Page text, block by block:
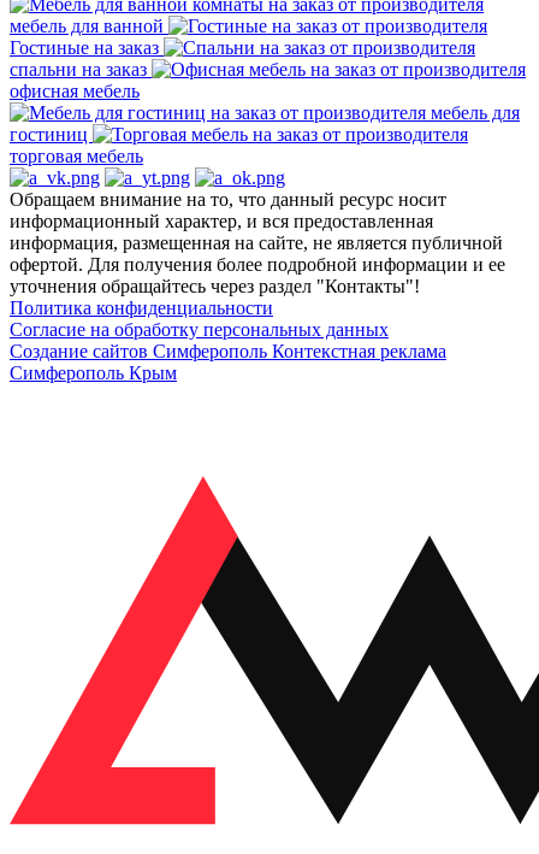
мебель для ванной
Гостиные на заказ
спальни на заказ
офисная мебель
мебель для
гостиниц
торговая мебель
Обращаем внимание на то, что данный ресурс носит
информационный характер, и вся предоставленная
информация, размещенная на сайте, не является публичной
офертой. Для получения более подробной информации и ее
уточнения обращайтесь через раздел "Контакты"!
Политика конфиденциальности
Согласие на обработку персональных данных
Создание сайтов Симферополь Контекстная реклама
Симферополь Крым